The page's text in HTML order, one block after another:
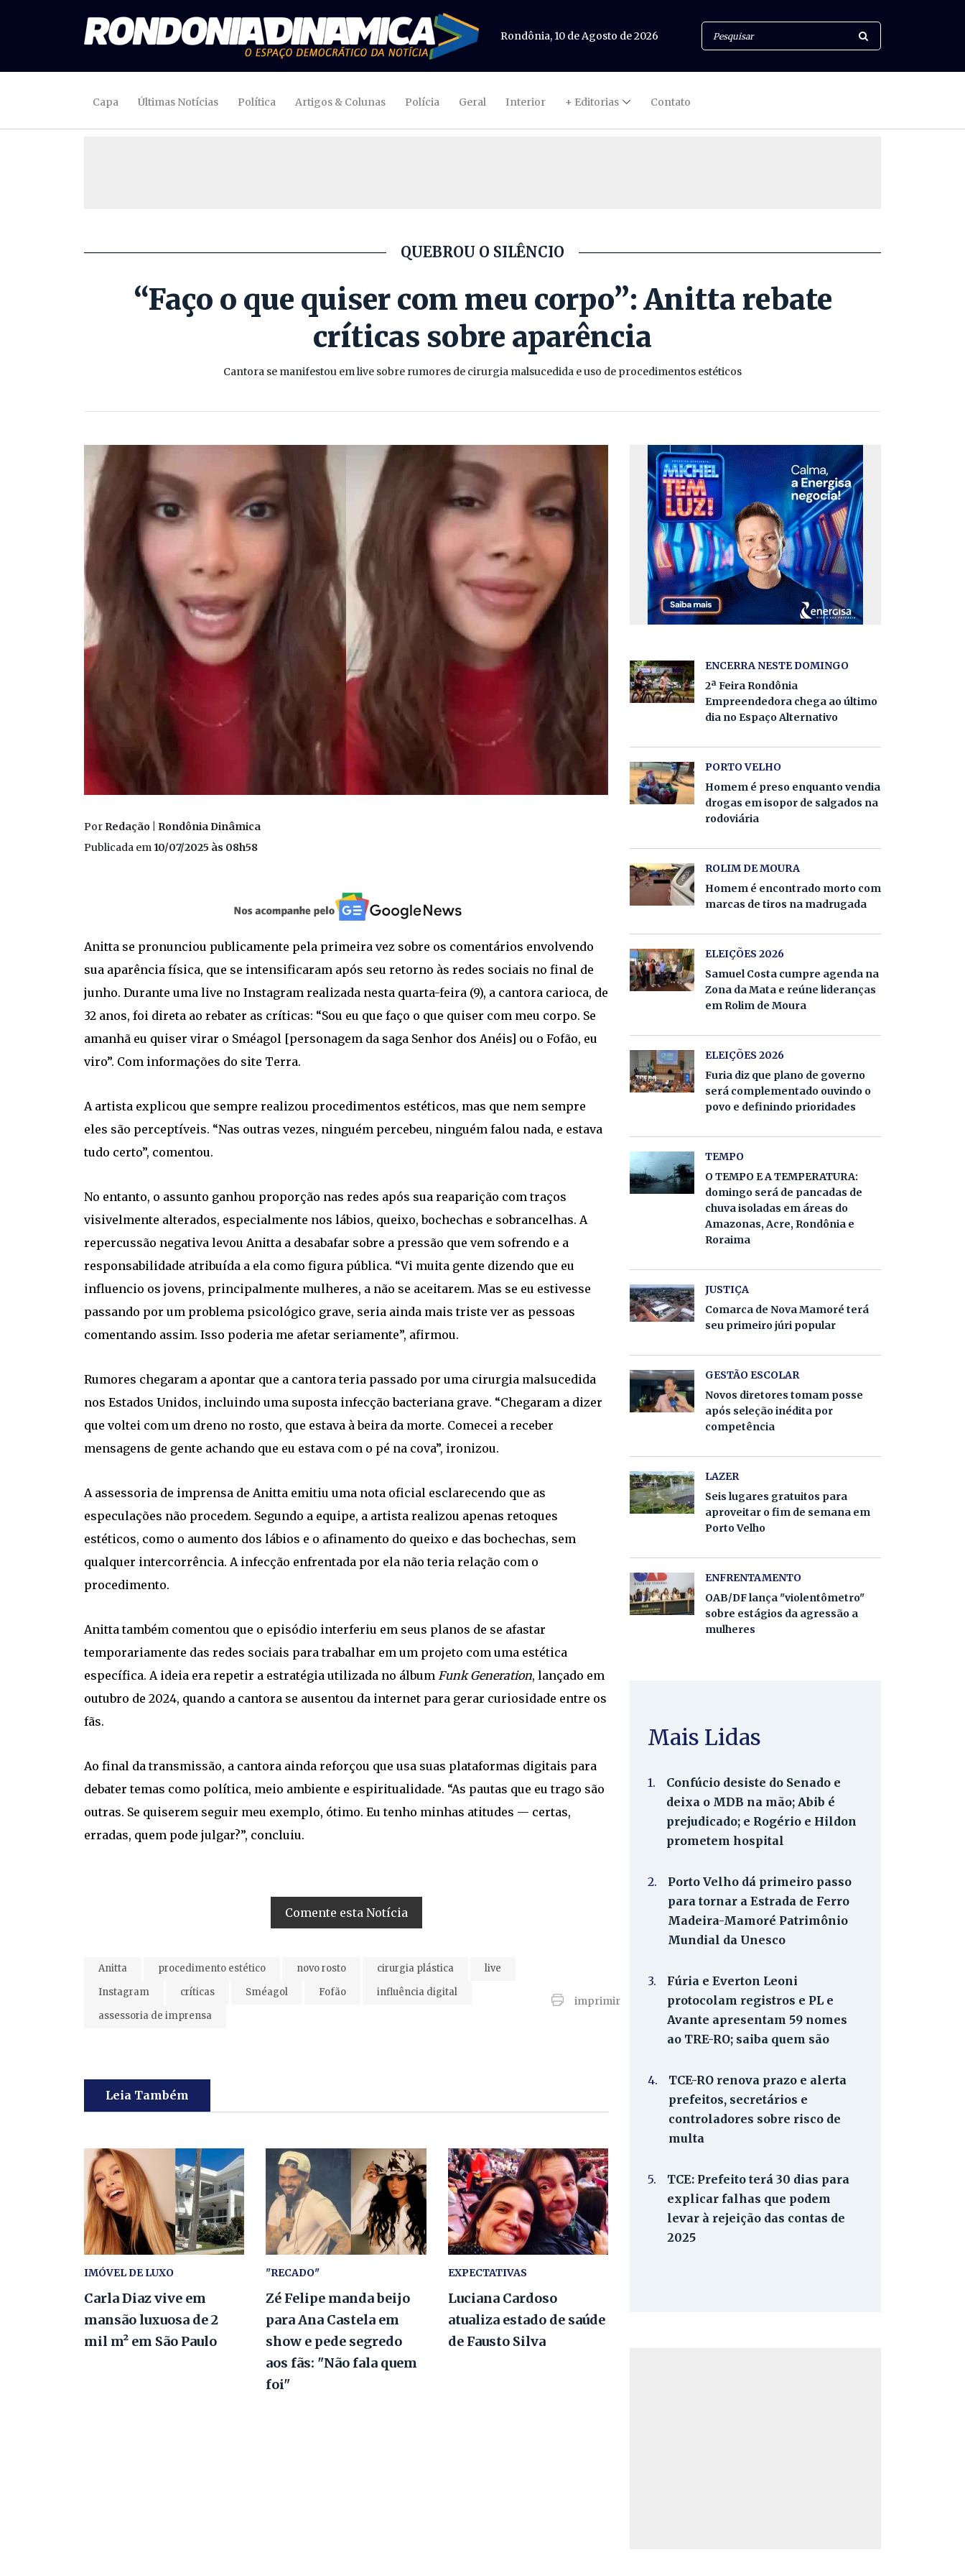
Rondônia, 10 de Agosto de 2026
Capa Últimas Notícias Política Artigos & Colunas Polícia Geral Interior + Editorias Contato
QUEBROU O SILÊNCIO
“Faço o que quiser com meu corpo”: Anitta rebate
críticas sobre aparência
Cantora se manifestou em live sobre rumores de cirurgia malsucedida e uso de procedimentos estéticos
Por Redação | Rondônia Dinâmica
Publicada em 10/07/2025 às 08h58
Anitta se pronunciou publicamente pela primeira vez sobre os comentários envolvendo
sua aparência física, que se intensificaram após seu retorno às redes sociais no final de
junho. Durante uma live no Instagram realizada nesta quarta-feira (9), a cantora carioca, de
32 anos, foi direta ao rebater as críticas: “Sou eu que faço o que quiser com meu corpo. Se
amanhã eu quiser virar o Sméagol [personagem da saga Senhor dos Anéis] ou o Fofão, eu
viro”. Com informações do site Terra.
A artista explicou que sempre realizou procedimentos estéticos, mas que nem sempre
eles são perceptíveis. “Nas outras vezes, ninguém percebeu, ninguém falou nada, e estava
tudo certo”, comentou.
No entanto, o assunto ganhou proporção nas redes após sua reaparição com traços
visivelmente alterados, especialmente nos lábios, queixo, bochechas e sobrancelhas. A
repercussão negativa levou Anitta a desabafar sobre a pressão que vem sofrendo e a
responsabilidade atribuída a ela como figura pública. “Vi muita gente dizendo que eu
influencio os jovens, principalmente mulheres, a não se aceitarem. Mas se eu estivesse
passando por um problema psicológico grave, seria ainda mais triste ver as pessoas
comentando assim. Isso poderia me afetar seriamente”, afirmou.
Rumores chegaram a apontar que a cantora teria passado por uma cirurgia malsucedida
nos Estados Unidos, incluindo uma suposta infecção bacteriana grave. “Chegaram a dizer
que voltei com um dreno no rosto, que estava à beira da morte. Comecei a receber
mensagens de gente achando que eu estava com o pé na cova”, ironizou.
A assessoria de imprensa de Anitta emitiu uma nota oficial esclarecendo que as
especulações não procedem. Segundo a equipe, a artista realizou apenas retoques
estéticos, como o aumento dos lábios e o afinamento do queixo e das bochechas, sem
qualquer intercorrência. A infecção enfrentada por ela não teria relação com o
procedimento.
Anitta também comentou que o episódio interferiu em seus planos de se afastar
temporariamente das redes sociais para trabalhar em um projeto com uma estética
específica. A ideia era repetir a estratégia utilizada no álbum Funk Generation, lançado em
outubro de 2024, quando a cantora se ausentou da internet para gerar curiosidade entre os
fãs.
Ao final da transmissão, a cantora ainda reforçou que usa suas plataformas digitais para
debater temas como política, meio ambiente e espiritualidade. “As pautas que eu trago são
outras. Se quiserem seguir meu exemplo, ótimo. Eu tenho minhas atitudes — certas,
erradas, quem pode julgar?”, concluiu.
Comente esta Notícia
Anitta procedimento estético novo rosto cirurgia plástica
live
Instagram
críticas Sméagol Fofão
influência digital
assessoria de imprensa
imprimir
Leia Também
IMÓVEL DE LUXO
Carla Diaz vive em
mansão luxuosa de 2
mil m² em São Paulo
"RECADO"
Zé Felipe manda beijo
para Ana Castela em
show e pede segredo
aos fãs: "Não fala quem
foi"
EXPECTATIVAS
Luciana Cardoso
atualiza estado de saúde
de Fausto Silva
ENCERRA NESTE DOMINGO
2ª Feira Rondônia
Empreendedora chega ao último
dia no Espaço Alternativo
PORTO VELHO
Homem é preso enquanto vendia
drogas em isopor de salgados na
rodoviária
ROLIM DE MOURA
Homem é encontrado morto com
marcas de tiros na madrugada
ELEIÇÕES 2026
Samuel Costa cumpre agenda na
Zona da Mata e reúne lideranças
em Rolim de Moura
ELEIÇÕES 2026
Furia diz que plano de governo
será complementado ouvindo o
povo e definindo prioridades
TEMPO
O TEMPO E A TEMPERATURA:
domingo será de pancadas de
chuva isoladas em áreas do
Amazonas, Acre, Rondônia e
Roraima
JUSTIÇA
Comarca de Nova Mamoré terá
seu primeiro júri popular
GESTÃO ESCOLAR
Novos diretores tomam posse
após seleção inédita por
competência
LAZER
Seis lugares gratuitos para
aproveitar o fim de semana em
Porto Velho
ENFRENTAMENTO
OAB/DF lança "violentômetro"
sobre estágios da agressão a
mulheres
Mais Lidas
1.
Confúcio desiste do Senado e
deixa o MDB na mão; Abib é
prejudicado; e Rogério e Hildon
prometem hospital
2.
Porto Velho dá primeiro passo
para tornar a Estrada de Ferro
Madeira-Mamoré Patrimônio
Mundial da Unesco
3.
Fúria e Everton Leoni
protocolam registros e PL e
Avante apresentam 59 nomes
ao TRE-RO; saiba quem são
4.
TCE-RO renova prazo e alerta
prefeitos, secretários e
controladores sobre risco de
multa
5.
TCE: Prefeito terá 30 dias para
explicar falhas que podem
levar à rejeição das contas de
2025